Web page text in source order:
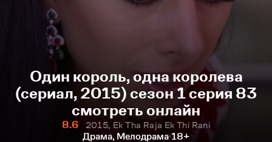
Один король, одна королева
(сериал, 2015) сезон 1 серия 83
смотреть онлайн
8.6
2015, Ek Tha Raja Ek Thi Rani
Драма, Мелодрама 18+